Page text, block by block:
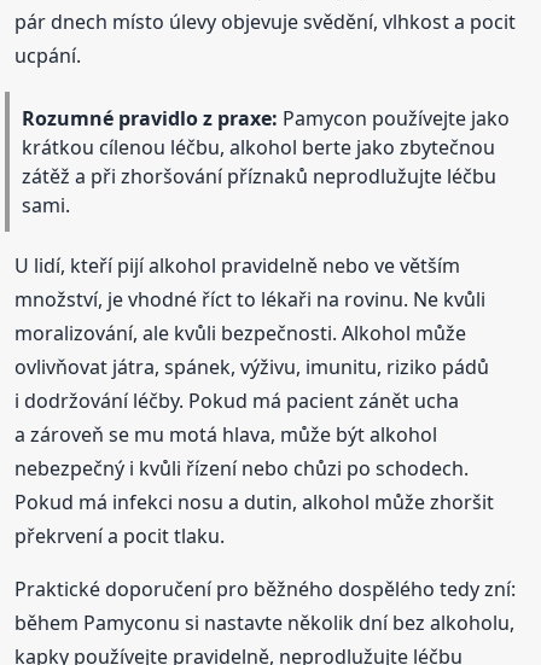
pár dnech místo úlevy objevuje svědění, vlhkost a pocit
ucpání.
Rozumné pravidlo z praxe: Pamycon používejte jako
krátkou cílenou léčbu, alkohol berte jako zbytečnou
zátěž a při zhoršování příznaků neprodlužujte léčbu
sami.
U lidí, kteří pijí alkohol pravidelně nebo ve větším
množství, je vhodné říct to lékaři na rovinu. Ne kvůli
moralizování, ale kvůli bezpečnosti. Alkohol může
ovlivňovat játra, spánek, výživu, imunitu, riziko pádů
i dodržování léčby. Pokud má pacient zánět ucha
a zároveň se mu motá hlava, může být alkohol
nebezpečný i kvůli řízení nebo chůzi po schodech.
Pokud má infekci nosu a dutin, alkohol může zhoršit
překrvení a pocit tlaku.
Praktické doporučení pro běžného dospělého tedy zní:
během Pamyconu si nastavte několik dní bez alkoholu,
kapky používejte pravidelně, neprodlužujte léčbu